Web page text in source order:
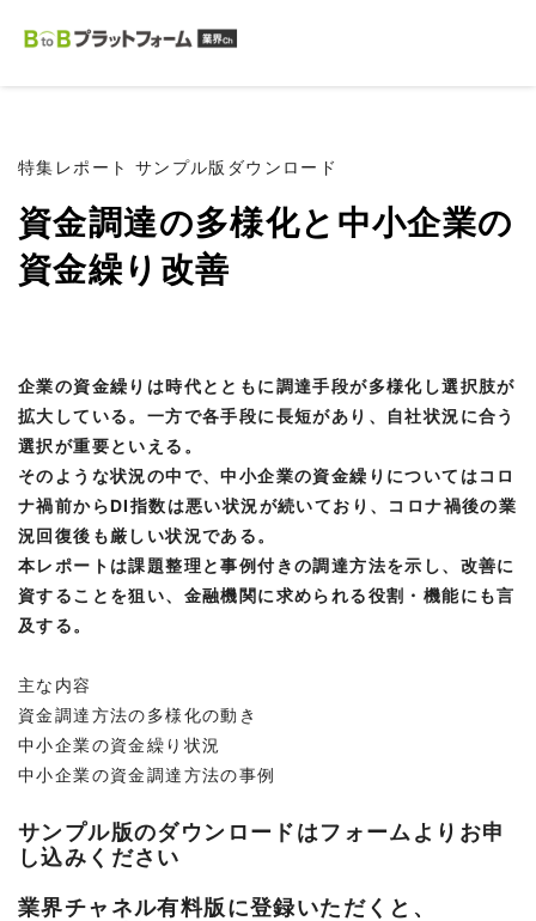
特集レポート サンプル版ダウンロード
資金調達の多様化と中小企業の
資金繰り改善
企業の資金繰りは時代とともに調達手段が多様化し選択肢が
拡大している。一方で各手段に長短があり、自社状況に合う
選択が重要といえる。
そのような状況の中で、中小企業の資金繰りについてはコロ
ナ禍前からDI指数は悪い状況が続いており、コロナ禍後の業
況回復後も厳しい状況である。
本レポートは課題整理と事例付きの調達方法を示し、改善に
資することを狙い、金融機関に求められる役割・機能にも言
及する。
主な内容
資金調達方法の多様化の動き
中小企業の資金繰り状況
中小企業の資金調達方法の事例
サンプル版のダウンロードはフォームよりお申
し込みください
業界チャネル有料版に登録いただくと、